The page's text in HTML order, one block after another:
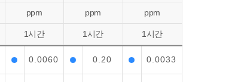
ppm ppm ppm
1시간 1시간 1시간
0.0060 0.20 0.0033